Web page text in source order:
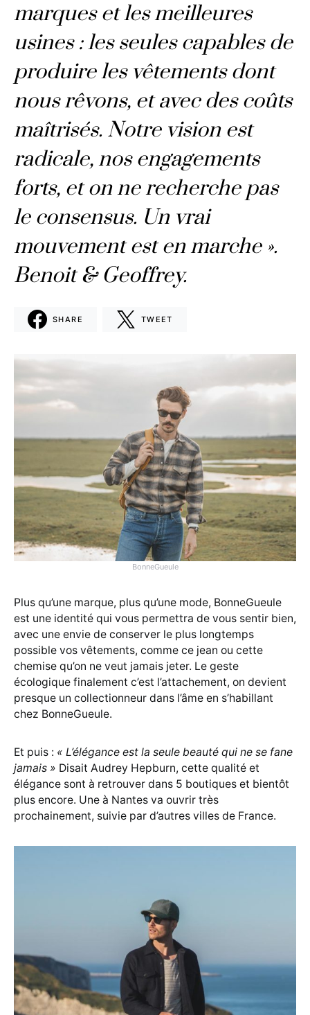
marques et les meilleures
usines : les seules capables de
produire les vêtements dont
nous rêvons, et avec des coûts
maîtrisés. Notre vision est
radicale, nos engagements
forts, et on ne recherche pas
le consensus. Un vrai
mouvement est en marche ».
Benoit & Geoffrey.
SHARE TWEET
BonneGueule
Plus qu’une marque, plus qu’une mode, BonneGueule
est une identité qui vous permettra de vous sentir bien,
avec une envie de conserver le plus longtemps
possible vos vêtements, comme ce jean ou cette
chemise qu’on ne veut jamais jeter. Le geste
écologique finalement c’est l’attachement, on devient
presque un collectionneur dans l’âme en s’habillant
chez BonneGueule.
Et puis : « L’élégance est la seule beauté qui ne se fane
jamais » Disait Audrey Hepburn, cette qualité et
élégance sont à retrouver dans 5 boutiques et bientôt
plus encore. Une à Nantes va ouvrir très
prochainement, suivie par d’autres villes de France.